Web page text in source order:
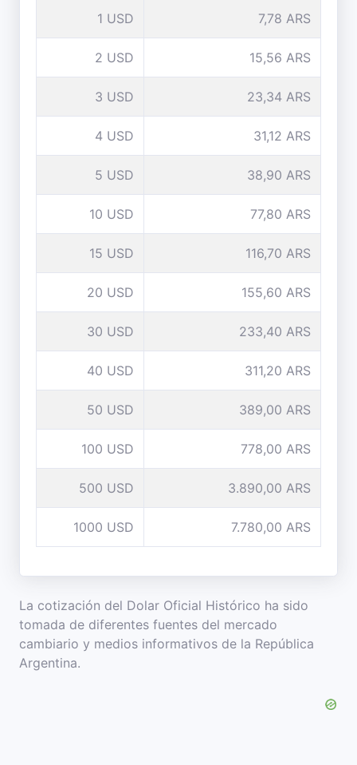
1 USD 7,78 ARS
2 USD 15,56 ARS
3 USD 23,34 ARS
4 USD 31,12 ARS
5 USD 38,90 ARS
10 USD 77,80 ARS
15 USD 116,70 ARS
20 USD 155,60 ARS
30 USD 233,40 ARS
40 USD 311,20 ARS
50 USD 389,00 ARS
100 USD 778,00 ARS
500 USD 3.890,00 ARS
1000 USD 7.780,00 ARS
La cotización del Dolar Oficial Histórico ha sido
tomada de diferentes fuentes del mercado
cambiario y medios informativos de la República
Argentina.